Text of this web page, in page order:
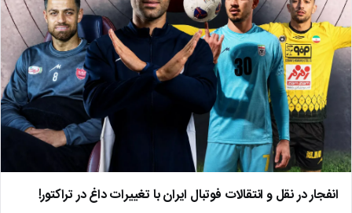
انفجار در نقل و انتقالات فوتبال ایران با تغییرات داغ در تراکتور!